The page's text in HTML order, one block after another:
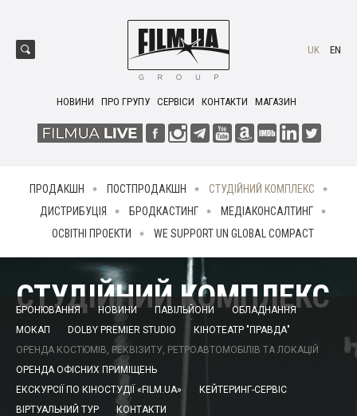
НОВИНИ ПРО ГРУПУ СЕРВІСИ КОНТАКТИ МАГАЗИН
UK EN
ПРОДАКШН ПОСТПРОДАКШН
СТУДІЙНИЙ КОМПЛЕКС
ДИСТРИБУЦІЯ
БРОДКАСТИНГ
МЕДІАКОНСАЛТИНГ
ОСВІТНІ ПРОЕКТИ
WE SUPPORT UN GLOBAL COMPACT
СТУДІЙНИЙ КОМПЛЕКС
БРОНЮВАННЯ НОВИНИ ПАВІЛЬЙОНИ
ОБЛАДНАННЯ
МОКАП
DOLBY PREMIER STUDIO
КІНОТЕАТР "ПРАВДА"
ОРЕНДА КОСТЮМІВ, РЕКВІЗИТУ, РЕТРОАВТОМОБІЛІВ ТА ЛОКАЦІЙ
ОРЕНДА ОФІСНИХ ПРИМІЩЕНЬ
ЕКСКУРСІЇ ПО КІНОСТУДІЇ «FILM.UA»
КЕЙТЕРИНГ-СЕРВІС
ВІРТУАЛЬНИЙ ТУР
КОНТАКТИ